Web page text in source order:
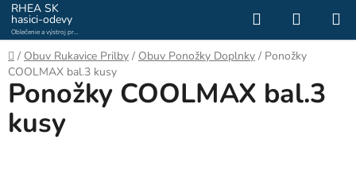
Prejsť
na
obsah
RHEA SK
hasici-odevy
Oblečenie a výstroj pre
hasičov a záchranárov
Hľadať
KOŠÍK
Domov
/ Obuv Rukavice Prilby / Obuv Ponožky Doplnky / Ponožky
COOLMAX bal.3 kusy
Ponožky COOLMAX bal.3
kusy